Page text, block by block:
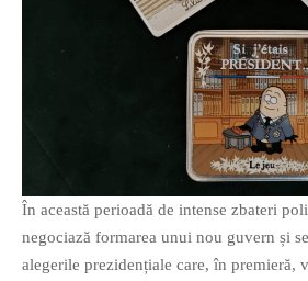
În această perioadă de intense zbateri
negociază formarea unui nou guvern și
alegerile prezidențiale care, în premieră,